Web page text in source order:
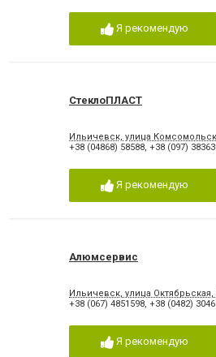
Я рекомендую
СтеклоПЛАСТ
Ильичевск, улица
+38 (04868) 58588, +38 (097)
Я рекомендую
Алюмсервис
Ильичевск, улица Октябрьская,
+38 (067) 4851598, +38 (0482)
Я рекомендую